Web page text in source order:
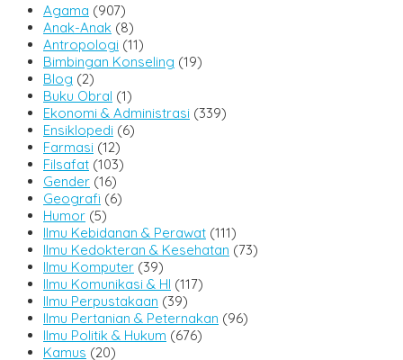
Agama (907)
Anak-Anak (8)
Antropologi (11)
Bimbingan Konseling (19)
Blog (2)
Buku Obral (1)
Ekonomi & Administrasi (339)
Ensiklopedi (6)
Farmasi (12)
Filsafat (103)
Gender (16)
Geografi (6)
Humor (5)
Ilmu Kebidanan & Perawat (111)
Ilmu Kedokteran & Kesehatan (73)
Ilmu Komputer (39)
Ilmu Komunikasi & HI (117)
Ilmu Perpustakaan (39)
Ilmu Pertanian & Peternakan (96)
Ilmu Politik & Hukum (676)
Kamus (20)